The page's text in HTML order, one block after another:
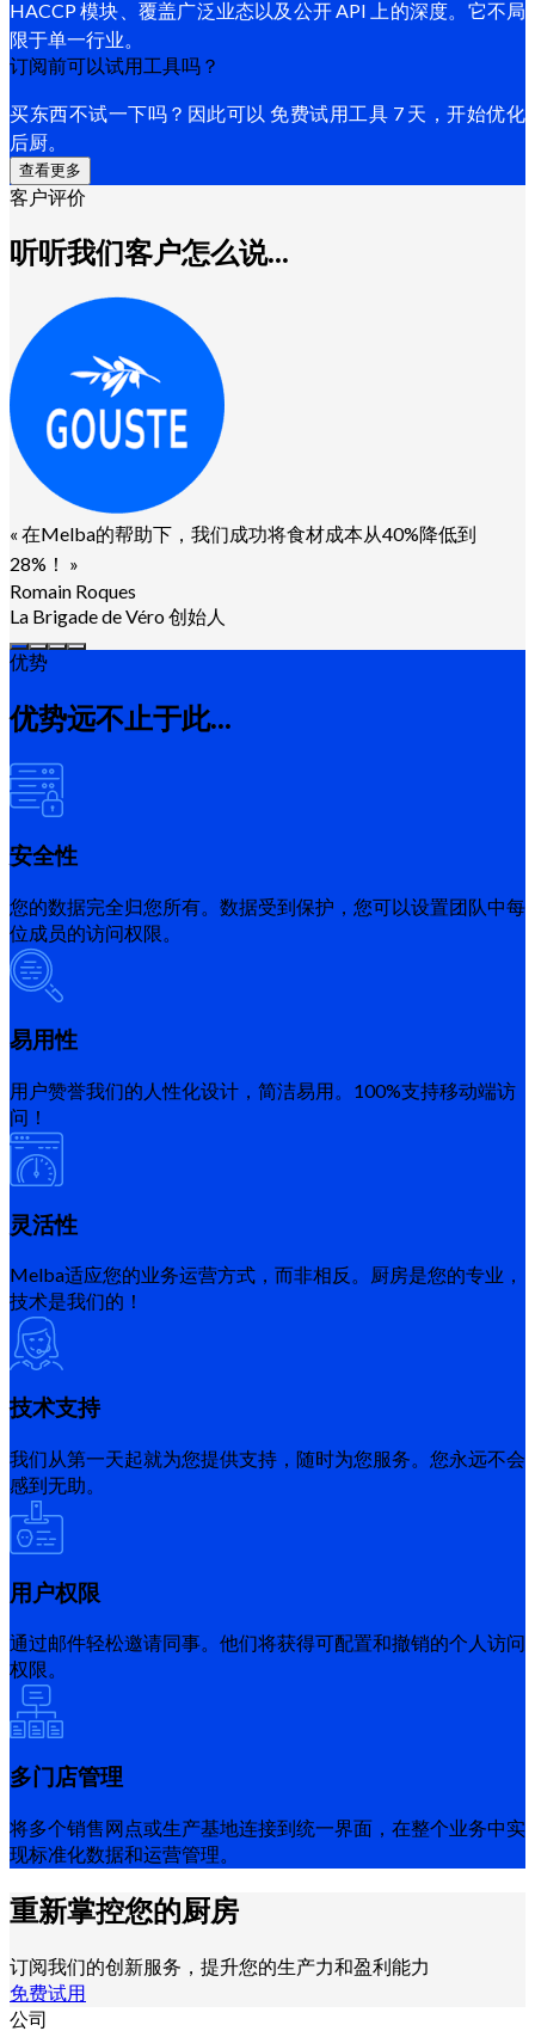
HACCP 模块、覆盖广泛业态以及公开 API 上的深度。它不局
限于单一行业。
订阅前可以试用工具吗？
买东西不试一下吗？因此可以 免费试用工具 7 天，开始优化
后厨。
查看更多
客户评价
听听我们客户怎么说...
« 在Melba的帮助下，我们成功将食材成本从40%降低到
28%！ »
Romain Roques
La Brigade de Véro 创始人
优势
优势远不止于此...
安全性
您的数据完全归您所有。数据受到保护，您可以设置团队中每
位成员的访问权限。
易用性
用户赞誉我们的人性化设计，简洁易用。100%支持移动端访
问！
灵活性
Melba适应您的业务运营方式，而非相反。厨房是您的专业，
技术是我们的！
技术支持
我们从第一天起就为您提供支持，随时为您服务。您永远不会
感到无助。
用户权限
通过邮件轻松邀请同事。他们将获得可配置和撤销的个人访问
权限。
多门店管理
将多个销售网点或生产基地连接到统一界面，在整个业务中实
现标准化数据和运营管理。
重新掌控您的厨房
订阅我们的创新服务，提升您的生产力和盈利能力
免费试用
公司